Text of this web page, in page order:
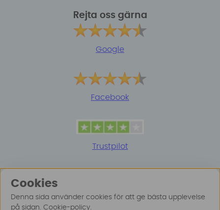
Rejta oss gärna
Google
Facebook
Trustpilot
Cookies
Denna sida använder cookies för att ge bästa upplevelse
på sidan. Cookie-policy.